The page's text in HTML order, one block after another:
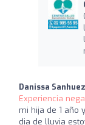
Danissa
Experiencia
mi hija de 1 año
dia de lluvia